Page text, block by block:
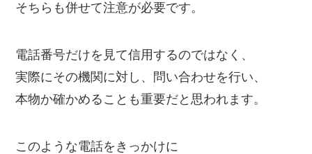
そちらも併せて注意が必要です。
電話番号だけを見て信用するのではなく、
実際にその機関に対し、問い合わせを行い、
本物か確かめることも重要だと思われます。
このような電話をきっかけに